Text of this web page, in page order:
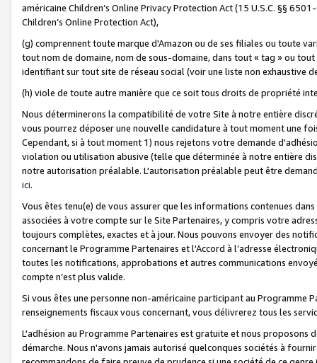
américaine Children’s Online Privacy Protection Act (15 U.S.C. §§
Children’s Online Protection Act),
(g) comprennent toute marque d'Amazon ou de ses filiales ou toute
tout nom de domaine, nom de sous-domaine, dans tout « tag » ou
identifiant sur tout site de réseau social (voir une liste non exhaustive
(h) viole de toute autre manière que ce soit tous droits de propriété
Nous déterminerons la compatibilité de votre Site à notre entière
vous pourrez déposer une nouvelle candidature à tout moment une
Cependant, si à tout moment 1) nous rejetons votre demande
violation ou utilisation abusive (telle que déterminée à notre entière
notre autorisation préalable. L'autorisation préalable peut être
ici.
Vous êtes tenu(e) de vous assurer que les informations contenues
associées à votre compte sur le Site Partenaires, y compris votre
toujours complètes, exactes et à jour. Nous pouvons envoyer des
concernant le Programme Partenaires et l'Accord à l’adresse
toutes les notifications, approbations et autres communications
compte n’est plus valide.
Si vous êtes une personne non-américaine participant au
renseignements fiscaux vous concernant, vous délivrerez tous les
L'adhésion au Programme Partenaires est gratuite et nous proposons
démarche. Nous n'avons jamais autorisé quelconques sociétés à